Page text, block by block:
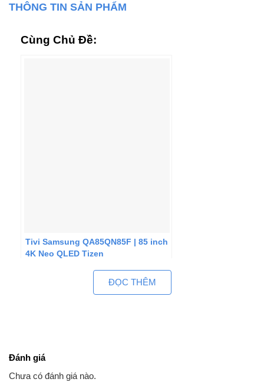
THÔNG TIN SẢN PHẨM
Cùng Chủ Đề:
Tivi Samsung QA85QN85F | 85 inch
4K Neo QLED Tizen
ĐỌC THÊM
Đánh giá
Chưa có đánh giá nào.